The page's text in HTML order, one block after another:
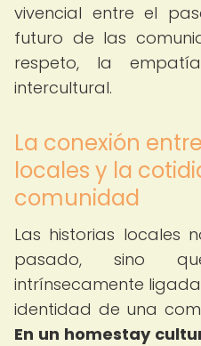
vivencial entre el
futuro de las
respeto, la
intercultural.
La conexión
locales y la
comunidad
Las historias locales
pasado, sino
intrínsecamente
identidad de una
En un homestay